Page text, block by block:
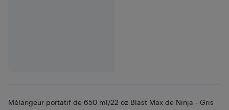
Mélangeur portatif de 650 ml/22 oz Blast Max de Ninja - Gris